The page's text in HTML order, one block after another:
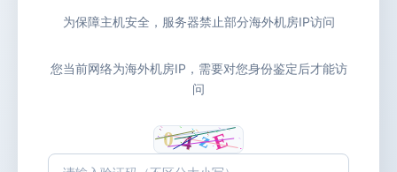
为保障主机安全，服务器禁止部分海外机房IP访问
您当前网络为海外机房IP，需要对您身份鉴定后才能访
问